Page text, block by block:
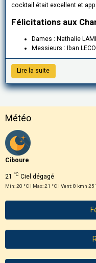
cocktail était excellent et
Félicitations aux
Dames : Nathalie
Messieurs : Iban
Lire la suite
Météo
Ciboure
21 °C Ciel dégagé
Min: 20 °C | Max: 21 °C | Vent: 8 kmh